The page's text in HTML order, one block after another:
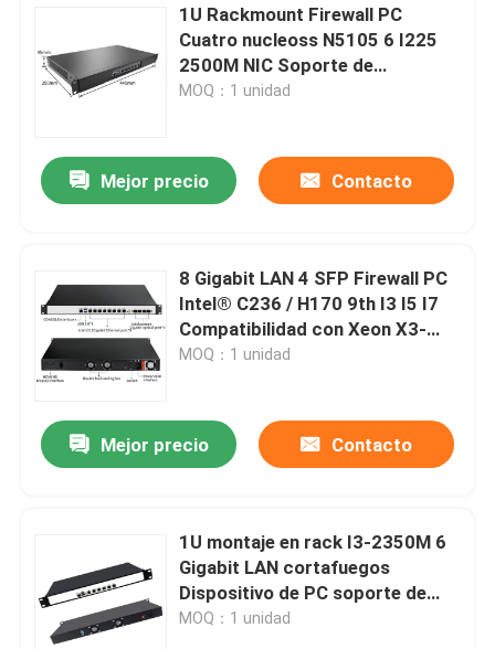
1U Rackmount Firewall PC
Cuatro nucleoss N5105 6 I225
2500M NIC Soporte de
enrutador suave PFsense
MOQ：1 unidad
Mejor precio Contacto
8 Gigabit LAN 4 SFP Firewall PC
Intel® C236 / H170 9th I3 I5 I7
Compatibilidad con Xeon X3-
1225 V5 PFsense Mikrotik
MOQ：1 unidad
Mejor precio Contacto
1U montaje en rack I3-2350M 6
Gigabit LAN cortafuegos
Dispositivo de PC soporte de
enrutador suave pFsense
MOQ：1 unidad